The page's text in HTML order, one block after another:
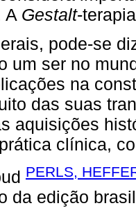
A Gestalt-
pode-se
um ser no
na
das suas
aquisições
clínica,
PERLS,
da edição